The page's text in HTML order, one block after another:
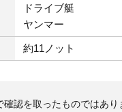
ドライブ艇
ヤンマー
約11ノット
認を取ったものではあ